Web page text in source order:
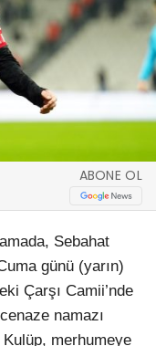
ABONE OL
Sebahat
günü (yarın)
Çarşı Camii’nde
namazı
merhumeye